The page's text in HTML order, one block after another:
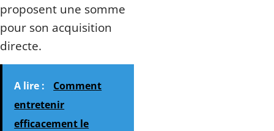
proposent une somme
pour son acquisition
directe.
A lire :
Comment
entretenir
efficacement le